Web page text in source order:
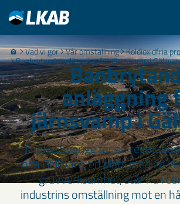
Vad vi gör Vår omställning Koldioxidfria
Banbrytande anläggning för järnsvamp i
anläggning
järnsvamp i
I norra Sverige tar en
och Gällivare, en plats med en
gruvverksamhet, står nu i
industrins omställning mot en